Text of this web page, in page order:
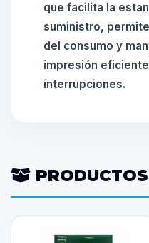
que facilita la
suministro,
del consumo y
impresión
interrupciones.